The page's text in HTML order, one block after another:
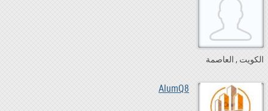
الكويت العاصمة
AlumQ8